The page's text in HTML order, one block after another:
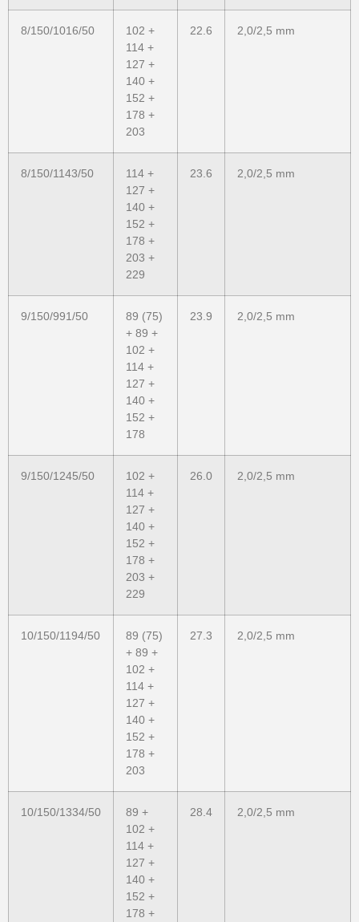
8/150/1016/50
102 +
114 +
127 +
140 +
152 +
178 +
203
22.6 2,0/2,5 mm
8/150/1143/50
114 +
127 +
140 +
152 +
178 +
203 +
229
23.6 2,0/2,5 mm
9/150/991/50
89 (75)
+ 89 +
102 +
114 +
127 +
140 +
152 +
178
23.9 2,0/2,5 mm
9/150/1245/50
102 +
114 +
127 +
140 +
152 +
178 +
203 +
229
26.0 2,0/2,5 mm
10/150/1194/50
89 (75)
+ 89 +
102 +
114 +
127 +
140 +
152 +
178 +
203
27.3 2,0/2,5 mm
10/150/1334/50
89 +
102 +
114 +
127 +
140 +
152 +
178 +
28.4 2,0/2,5 mm